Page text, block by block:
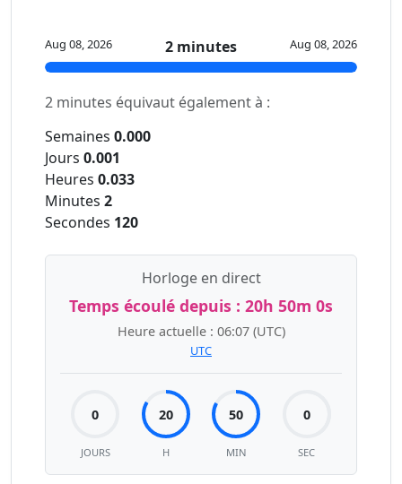
Aug 08, 2026 2 minutes Aug 08, 2026
2 minutes équivaut également à :
Semaines 0.000
Jours 0.001
Heures 0.033
Minutes 2
Secondes 120
Horloge en direct
Temps écoulé depuis : 20h 50m 1s
Heure actuelle : 06:07 (UTC)
UTC
0
JOURS
20
H
50
MIN
1
SEC